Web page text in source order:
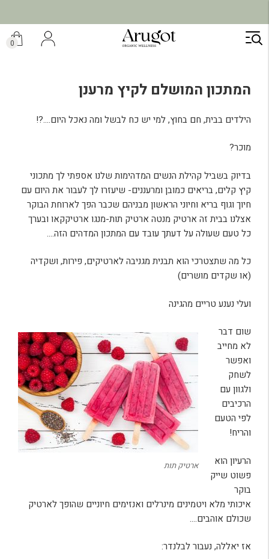
דילוג
לתוכן
0
המתכון המושלם לקיץ מרענן
הילדים בבית, חם בחוץ, למי יש כח לבשל ומה נאכל היום….?!
מוכר?
בדיוק בשביל קהילת הנשים המדהימות שלנו אספתי לך מתכוני
קיץ קלים, בריאים כמובן ומרעננים- שיעזרו לך לעבור את היום עם
חיוך וגוף בריא וחיוני הראשון מבניהם שכבר הפך לארוחת הבוקר
אצלנו בבית זה ארטיק מנטה ארטיק תות-מנגו ארטיקקאו ובערך
כל טעם שעולה על דעתך עובד עם המתכון המדהים הזה….
כל מה שתצטרכי הוא תבנית מגניבה לארטיקים, פירות, ושקדיה
(או שקדים מושרים)
ועלי נענע טריים מהגינה
ארטיק תות
שום דבר
לא מחייב
ואפשר
לשחק
ולגוון עם
הרכיבים
לפי הטעם
והריח!
הרעיון הוא
פשוט שייק
בוקר
איכותי מלא ויטמינים מינרלים ואנזימים חיוניים שהופך לארטיק
שכולם אוהבים….
אז יאללה, נעבור לבלנדר: